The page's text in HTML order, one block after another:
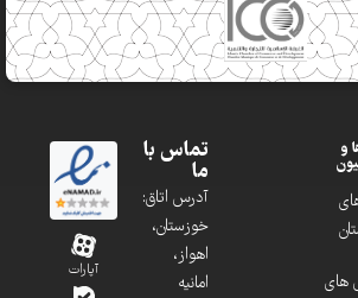
و
های
تماس با
ما
آدرس اتاق:
خوزستان،
اهواز،
امانیه
آپارات